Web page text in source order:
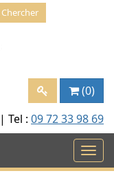
Chercher
(0)
| Tel : 09 72 33 98 69